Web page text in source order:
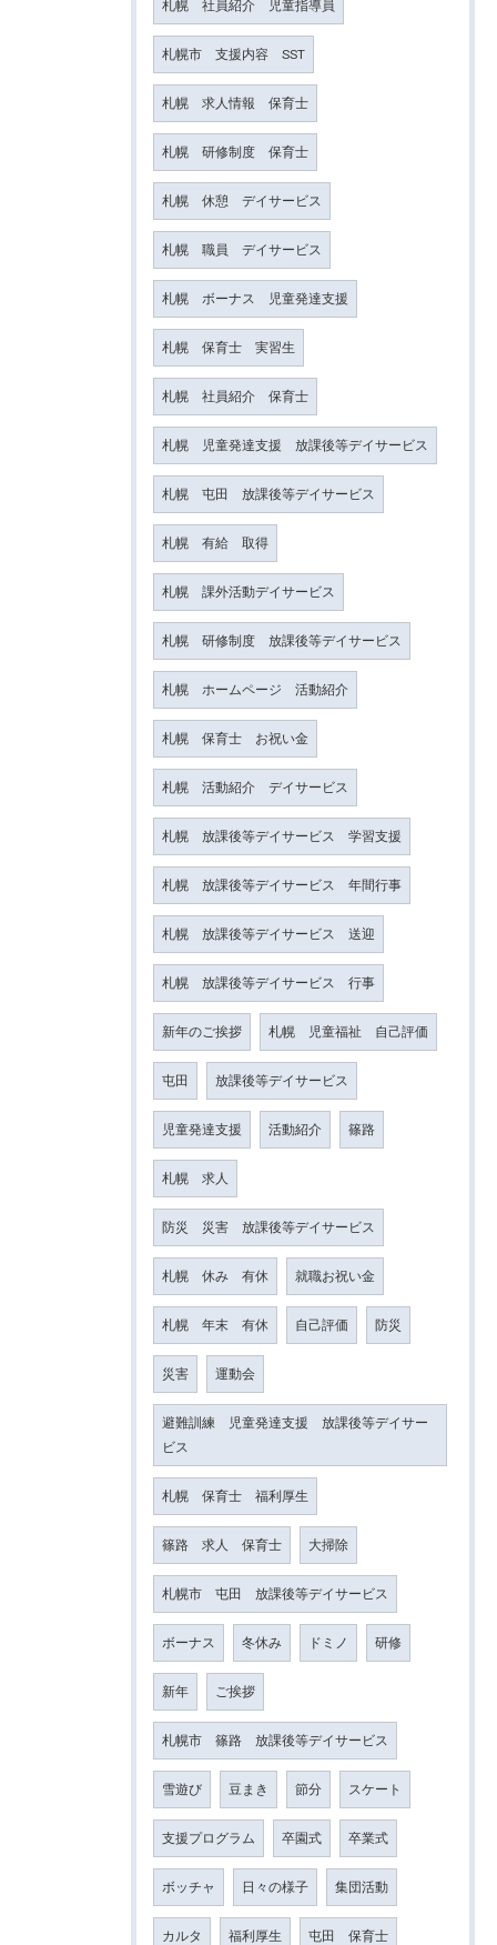
札幌 社員紹介 児童指導員
札幌市 支援内容 SST
札幌 求人情報 保育士
札幌 研修制度 保育士
札幌 休憩 デイサービス
札幌 職員 デイサービス
札幌 ボーナス 児童発達支援
札幌 保育士 実習生
札幌 社員紹介 保育士
札幌 児童発達支援 放課後等デイサービス
札幌 屯田 放課後等デイサービス
札幌 有給 取得
札幌 課外活動デイサービス
札幌 研修制度 放課後等デイサービス
札幌 ホームページ 活動紹介
札幌 保育士 お祝い金
札幌 活動紹介 デイサービス
札幌 放課後等デイサービス 学習支援
札幌 放課後等デイサービス 年間行事
札幌 放課後等デイサービス 送迎
札幌 放課後等デイサービス 行事
新年のご挨拶 札幌 児童福祉 自己評価
屯田 放課後等デイサービス
児童発達支援 活動紹介 篠路
札幌 求人
防災 災害 放課後等デイサービス
札幌 休み 有休 就職お祝い金
札幌 年末 有休 自己評価 防災
災害 運動会
避難訓練 児童発達支援 放課後等デイサー
ビス
札幌 保育士 福利厚生
篠路 求人 保育士 大掃除
札幌市 屯田 放課後等デイサービス
ボーナス 冬休み ドミノ 研修
新年 ご挨拶
札幌市 篠路 放課後等デイサービス
雪遊び 豆まき 節分 スケート
支援プログラム 卒園式 卒業式
ボッチャ 日々の様子 集団活動
カルタ 福利厚生 屯田 保育士